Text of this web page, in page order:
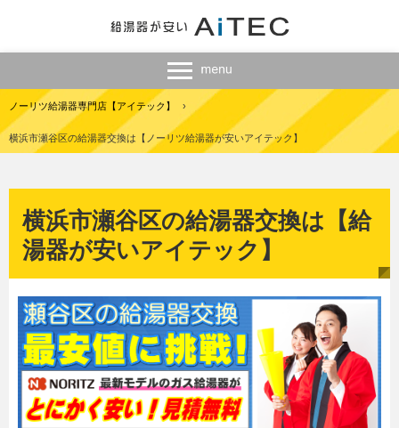
ノーリツ給湯器専門店【アイテック】 ›
横浜市瀬谷区の給湯器交換は【ノーリツ給湯器が安いアイテック】
横浜市瀬谷区の給湯器交換は【給
湯器が安いアイテック】